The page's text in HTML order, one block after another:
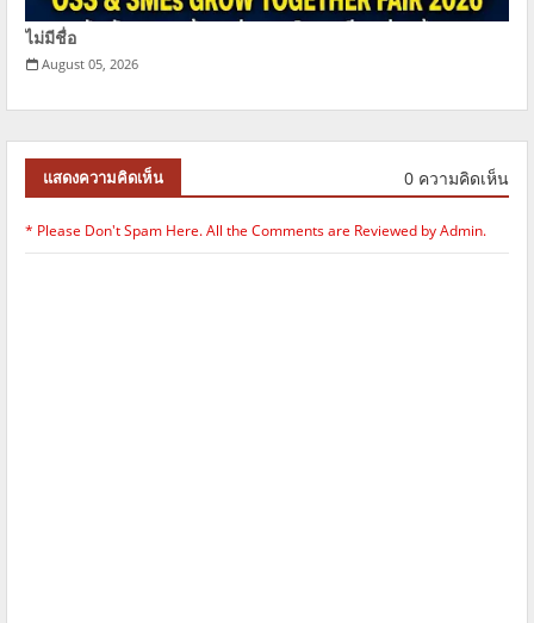
ไม่มีชื่อ
August 05, 2026
แสดงความคิดเห็น 0 ความคิดเห็น
* Please Don't Spam Here. All the Comments are Reviewed by Admin.